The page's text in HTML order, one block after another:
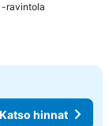
-ravintola
Katso hinnat